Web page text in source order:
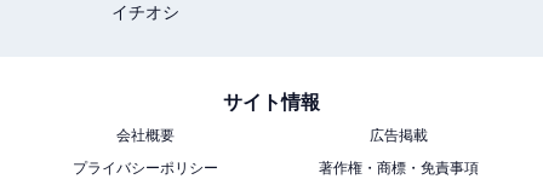
イチオシ
サイト情報
会社概要
広告掲載
プライバシーポリシー
著作権・商標・免責事項